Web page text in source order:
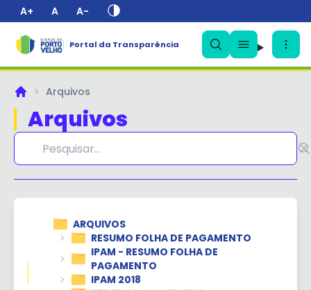
A+ A A-
Portal da Transparência
PrincipalArquivos
Arquivos
ARQUIVOS
RESUMO FOLHA DE PAGAMENTO
IPAM - RESUMO FOLHA DE
PAGAMENTO
IPAM 2018
✕